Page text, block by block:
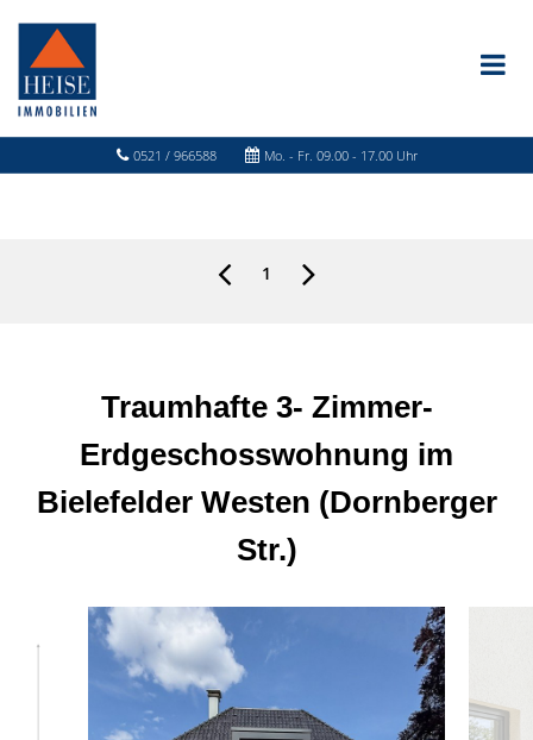
0521 / 966588 Mo. - Fr. 09.00 - 17.00 Uhr
1
Traumhafte 3- Zimmer-
Erdgeschosswohnung im
Bielefelder Westen (Dornberger
Str.)